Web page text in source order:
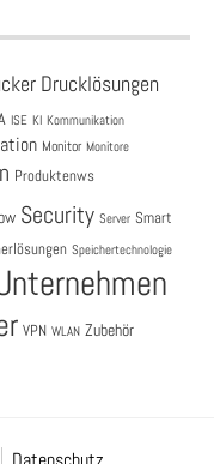
Drucklösungen
ISE KI Kommunikation
Monitor Monitore
Produktenws
Security Server Smart
Speichertechnologie
VPN WLAN Zubehör